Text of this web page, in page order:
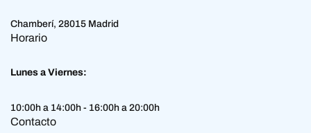
Chamberí, 28015 Madrid
Horario
Lunes a Viernes:
10:00h a 14:00h - 16:00h a 20:00h
Contacto